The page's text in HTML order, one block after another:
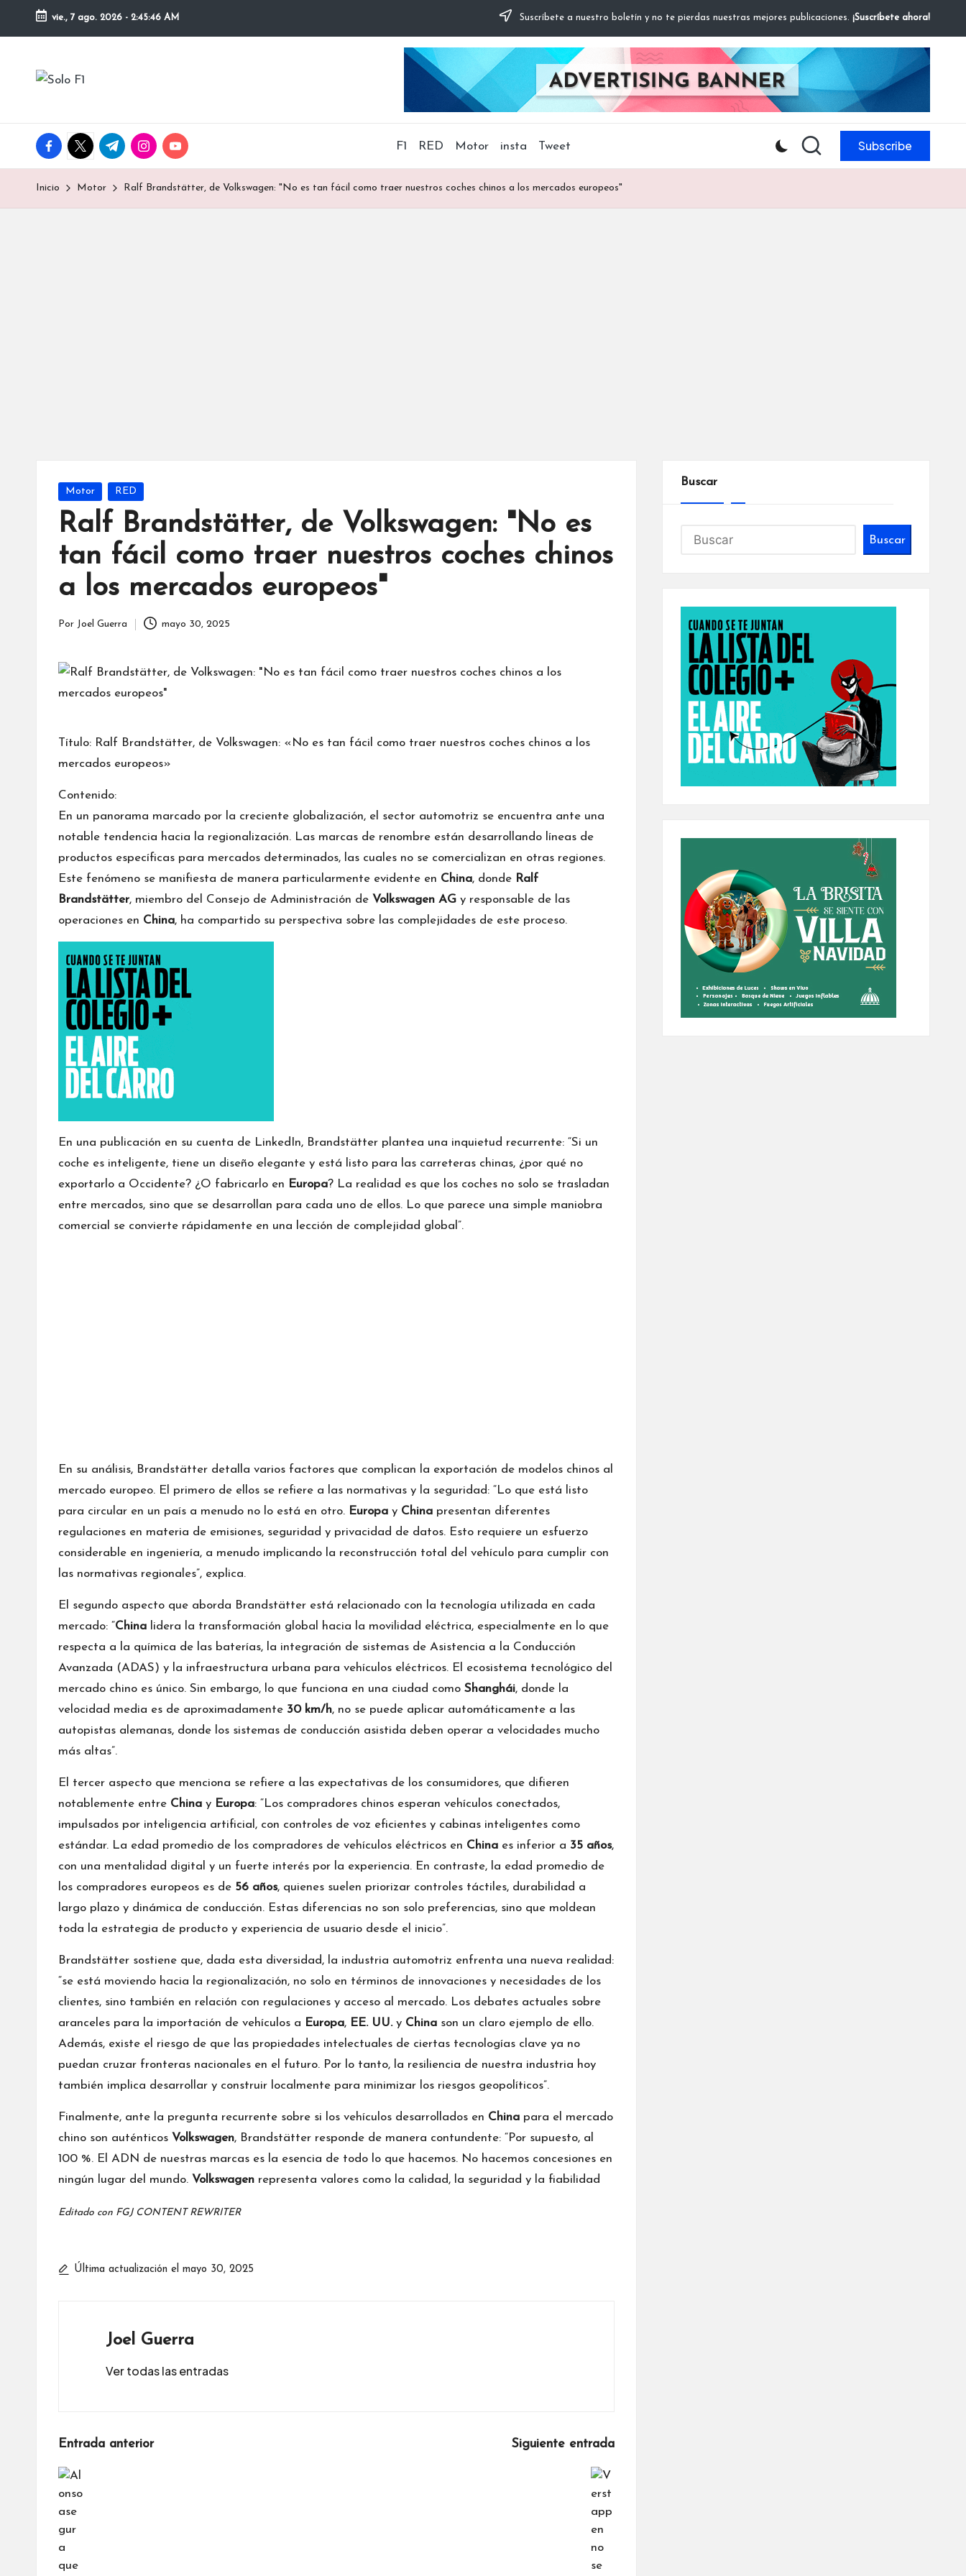
Saltar
contenido
vie., 7 ago. 2026 - 2:45:47 AM Suscríbete a nuestro boletín y no te pierdas nuestras mejores publicaciones. ¡Suscríbete ahora!
S
l
o
F
Para
la
F1
facebook.com
twitter.com
t.me instagram.com
youtube.com F1 RED Motor insta Tweet Subscribe
Inicio Motor Ralf Brandstätter, de Volkswagen: "No es tan fácil como traer nuestros coches chinos a los mercados europeos"
Publicada
en
Motor RED
Ralf Brandstätter, de Volkswagen: "No es
tan fácil como traer nuestros coches chinos
a los mercados europeos"
Por Joel Guerra mayo 30, 2025
Título: Ralf Brandstätter, de Volkswagen: «No es tan fácil como traer nuestros coches chinos a los
mercados europeos»
Contenido:
En un panorama marcado por la creciente globalización, el sector automotriz se encuentra ante una
notable tendencia hacia la regionalización. Las marcas de renombre están desarrollando líneas de
productos específicas para mercados determinados, las cuales no se comercializan en otras regiones.
Este fenómeno se manifiesta de manera particularmente evidente en China, donde Ralf
Brandstätter, miembro del Consejo de Administración de Volkswagen AG y responsable de las
operaciones en China, ha compartido su perspectiva sobre las complejidades de este proceso.
En una publicación en su cuenta de LinkedIn, Brandstätter plantea una inquietud recurrente: “Si un
coche es inteligente, tiene un diseño elegante y está listo para las carreteras chinas, ¿por qué no
exportarlo a Occidente? ¿O fabricarlo en Europa? La realidad es que los coches no solo se trasladan
entre mercados, sino que se desarrollan para cada uno de ellos. Lo que parece una simple maniobra
comercial se convierte rápidamente en una lección de complejidad global”.
En su análisis, Brandstätter detalla varios factores que complican la exportación de modelos chinos al
mercado europeo. El primero de ellos se refiere a las normativas y la seguridad: “Lo que está listo
para circular en un país a menudo no lo está en otro. Europa y China presentan diferentes
regulaciones en materia de emisiones, seguridad y privacidad de datos. Esto requiere un esfuerzo
considerable en ingeniería, a menudo implicando la reconstrucción total del vehículo para cumplir con
las normativas regionales”, explica.
El segundo aspecto que aborda Brandstätter está relacionado con la tecnología utilizada en cada
mercado: “China lidera la transformación global hacia la movilidad eléctrica, especialmente en lo que
respecta a la química de las baterías, la integración de sistemas de Asistencia a la Conducción
Avanzada (ADAS) y la infraestructura urbana para vehículos eléctricos. El ecosistema tecnológico del
mercado chino es único. Sin embargo, lo que funciona en una ciudad como Shanghái, donde la
velocidad media es de aproximadamente 30 km/h, no se puede aplicar automáticamente a las
autopistas alemanas, donde los sistemas de conducción asistida deben operar a velocidades mucho
más altas”.
El tercer aspecto que menciona se refiere a las expectativas de los consumidores, que difieren
notablemente entre China y Europa: “Los compradores chinos esperan vehículos conectados,
impulsados por inteligencia artificial, con controles de voz eficientes y cabinas inteligentes como
estándar. La edad promedio de los compradores de vehículos eléctricos en China es inferior a 35 años,
con una mentalidad digital y un fuerte interés por la experiencia. En contraste, la edad promedio de
los compradores europeos es de 56 años, quienes suelen priorizar controles táctiles, durabilidad a
largo plazo y dinámica de conducción. Estas diferencias no son solo preferencias, sino que moldean
toda la estrategia de producto y experiencia de usuario desde el inicio”.
Brandstätter sostiene que, dada esta diversidad, la industria automotriz enfrenta una nueva realidad:
“se está moviendo hacia la regionalización, no solo en términos de innovaciones y necesidades de los
clientes, sino también en relación con regulaciones y acceso al mercado. Los debates actuales sobre
aranceles para la importación de vehículos a Europa, EE. UU.y China son un claro ejemplo de ello.
Además, existe el riesgo de que las propiedades intelectuales de ciertas tecnologías clave ya no
puedan cruzar fronteras nacionales en el futuro. Por lo tanto, la resiliencia de nuestra industria hoy
también implica desarrollar y construir localmente para minimizar los riesgos geopolíticos”.
Finalmente, ante la pregunta recurrente sobre si los vehículos desarrollados en China para el mercado
chino son auténticos Volkswagen, Brandstätter responde de manera contundente: “Por supuesto, al
100 %. El ADN de nuestras marcas es la esencia de todo lo que hacemos. No hacemos concesiones en
ningún lugar del mundo. Volkswagen representa valores como la calidad, la seguridad y la fiabilidad
Editado con FGJ CONTENT REWRITER
Última actualización el mayo 30, 2025
Joel Guerra
Ver todas las entradas
Navegación
de
entradas
Entrada anterior Siguiente entrada
Buscar
Buscar